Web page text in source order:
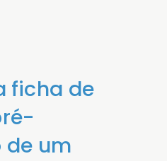
ficha de
um